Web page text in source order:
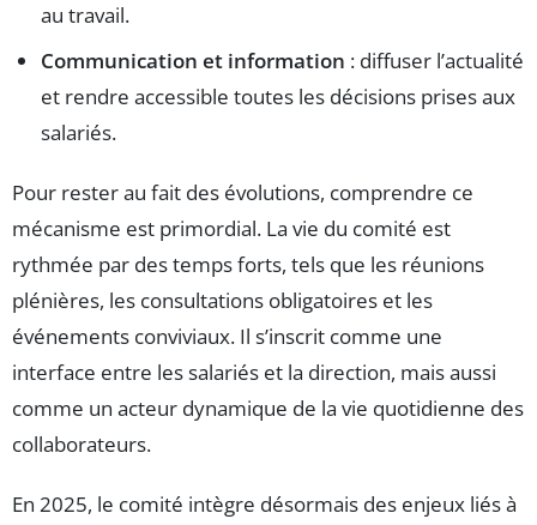
au travail.
Communication et information : diffuser l’actualité
et rendre accessible toutes les décisions prises aux
salariés.
Pour rester au fait des évolutions, comprendre ce
mécanisme est primordial. La vie du comité est
rythmée par des temps forts, tels que les réunions
plénières, les consultations obligatoires et les
événements conviviaux. Il s’inscrit comme une
interface entre les salariés et la direction, mais aussi
comme un acteur dynamique de la vie quotidienne des
collaborateurs.
En 2025, le comité intègre désormais des enjeux liés à